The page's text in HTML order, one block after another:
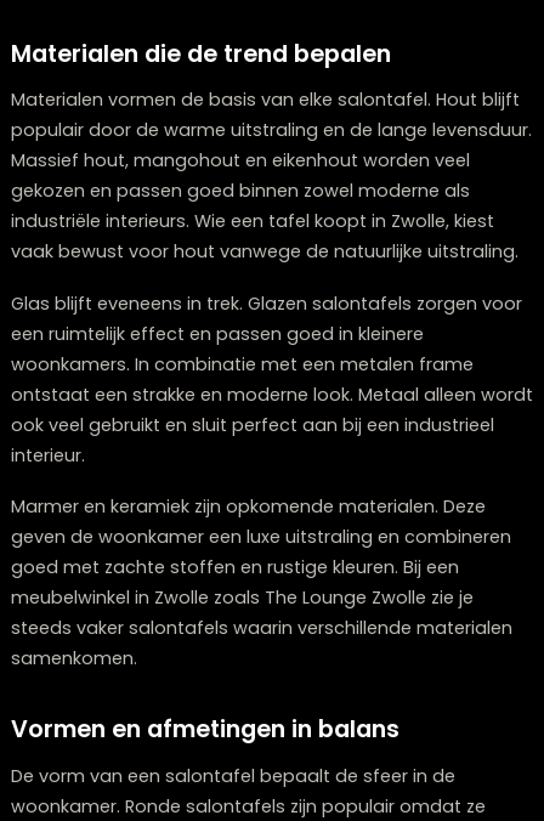
worden. Bij The Lounge Zwolle sluiten de
Materialen die de trend bepalen
Materialen vormen de basis van elke salontafel. Hout
populair door de warme uitstraling en de lange
gekozen en passen goed binnen zowel moderne als
industriële interieurs. Wie een tafel koopt in Zwolle,
vaak bewust voor hout vanwege de natuurlijke
Glas blijft eveneens in trek. Glazen salontafels zorgen
woonkamers. In combinatie met een metalen frame
ontstaat een strakke en moderne look. Metaal alleen
ook veel gebruikt en sluit perfect aan bij een
interieur.
Marmer en keramiek zijn opkomende materialen. Deze
goed met zachte stoffen en rustige kleuren. Bij een
meubelwinkel in Zwolle zoals The Lounge Zwolle zie je
steeds vaker salontafels waarin verschillende